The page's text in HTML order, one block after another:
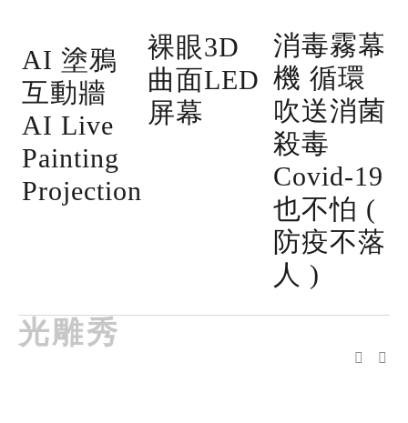
AI 塗鴉
互動牆
AI Live
Painting
Projection
裸眼3D
曲面LED
屏幕
消毒霧幕
機 循環
吹送消菌
殺毒
Covid-19
也不怕 (
防疫不落
人 )
光雕秀